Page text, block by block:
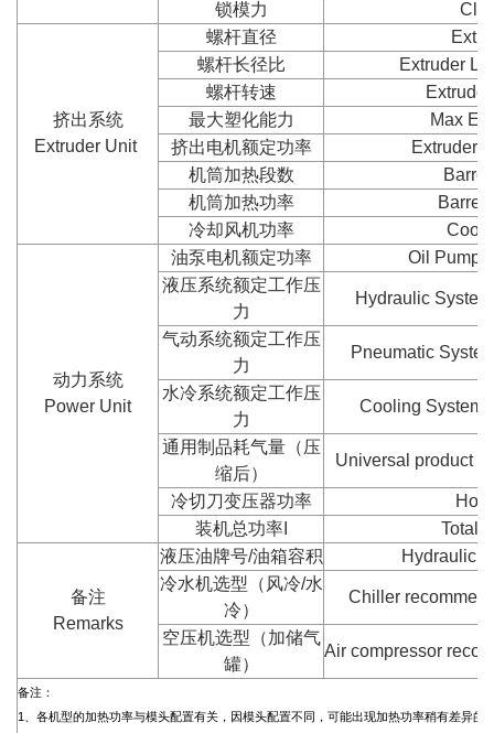
锁模力
挤出系统
Extruder Unit
螺杆直径
螺杆长径比
Extruder
螺杆转速
最大塑化能力
Max
挤出电机额定功率
Extruder
机筒加热段数
机筒加热功率
Barrel
冷却风机功率
动力系统
Power Unit
油泵电机额定功率
Oil Pump
液压系统额定工作压
力
Hydraulic
气动系统额定工作压
力
Pneumatic
水冷系统额定工作压
力
Cooling System
通用制品耗气量（压
缩后）
Universal product
冷切刀变压器功率
Hot
装机总功率I
Total
备注
Remarks
液压油牌号/油箱容积
Hydraulic
冷水机选型（风冷/水
冷）
Chiller
空压机选型（加储气
罐）
Air compressor
备注：
1、各机型的加热功率与模头配置有关，因模头配置不同，可能出现加热功率稍有差异的